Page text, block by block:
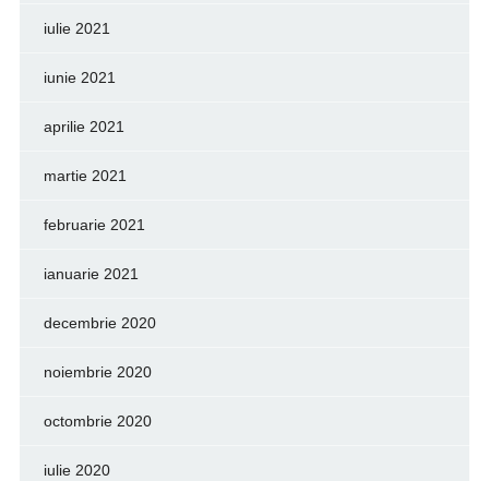
iulie 2021
iunie 2021
aprilie 2021
martie 2021
februarie 2021
ianuarie 2021
decembrie 2020
noiembrie 2020
octombrie 2020
iulie 2020